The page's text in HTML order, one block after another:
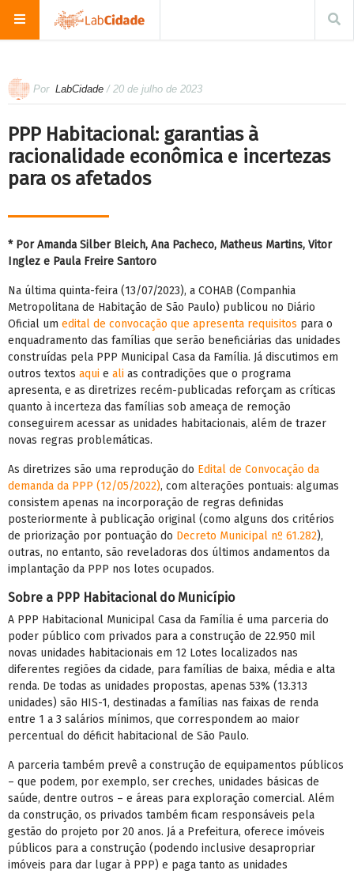
Por LabCidade / 20 de julho de 2023
PPP Habitacional: garantias à
racionalidade econômica e incertezas
para os afetados
* Por Amanda Silber Bleich, Ana Pacheco, Matheus Martins, Vitor
Inglez e Paula Freire Santoro
Na última quinta-feira (13/07/2023), a COHAB (Companhia
Metropolitana de Habitação de São Paulo) publicou no Diário
Oficial um edital de convocação que apresenta requisitos para o
enquadramento das famílias que serão beneficiárias das unidades
construídas pela PPP Municipal Casa da Família. Já discutimos em
outros textos aqui e ali as contradições que o programa
apresenta, e as diretrizes recém-publicadas reforçam as críticas
quanto à incerteza das famílias sob ameaça de remoção
conseguirem acessar as unidades habitacionais, além de trazer
novas regras problemáticas.
As diretrizes são uma reprodução do Edital de Convocação da
demanda da PPP (12/05/2022), com alterações pontuais: algumas
consistem apenas na incorporação de regras definidas
posteriormente à publicação original (como alguns dos critérios
de priorização por pontuação do Decreto Municipal nº 61.282),
outras, no entanto, são reveladoras dos últimos andamentos da
implantação da PPP nos lotes ocupados.
Sobre a PPP Habitacional do Município
A PPP Habitacional Municipal Casa da Família é uma parceria do
poder público com privados para a construção de 22.950 mil
novas unidades habitacionais em 12 Lotes localizados nas
diferentes regiões da cidade, para famílias de baixa, média e alta
renda. De todas as unidades propostas, apenas 53% (13.313
unidades) são HIS-1, destinadas a famílias nas faixas de renda
entre 1 a 3 salários mínimos, que correspondem ao maior
percentual do déficit habitacional de São Paulo.
A parceria também prevê a construção de equipamentos públicos
– que podem, por exemplo, ser creches, unidades básicas de
saúde, dentre outros – e áreas para exploração comercial. Além
da construção, os privados também ficam responsáveis pela
gestão do projeto por 20 anos. Já a Prefeitura, oferece imóveis
públicos para a construção (podendo inclusive desapropriar
imóveis para dar lugar à PPP) e paga tanto as unidades